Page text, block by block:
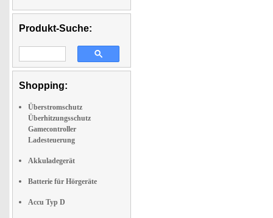
Produkt-Suche:
Shopping:
Überstromschutz
Überhitzungsschutz
Gamecontroller
Ladesteuerung
Akkuladegerät
Batterie für Hörgeräte
Accu Typ D